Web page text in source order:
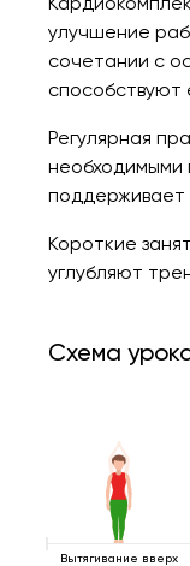
улучшение
сочетании с
способствуют
Регулярная
необходимыми
поддерживает
Короткие
углубляют
Схема
Вытягивание вверх